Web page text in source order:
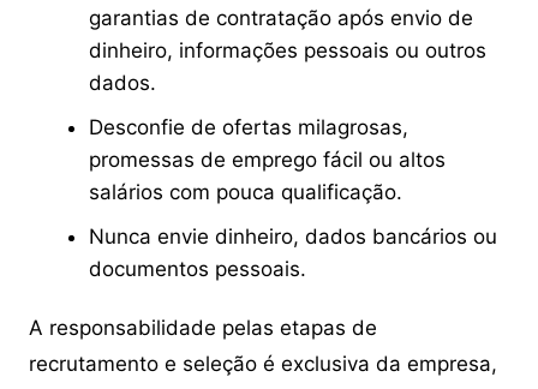
garantias de contratação após envio de
dinheiro, informações pessoais ou outros
dados.
Desconfie de ofertas milagrosas,
promessas de emprego fácil ou altos
salários com pouca qualificação.
Nunca envie dinheiro, dados bancários ou
documentos pessoais.
A responsabilidade pelas etapas de
recrutamento e seleção é exclusiva da empresa,